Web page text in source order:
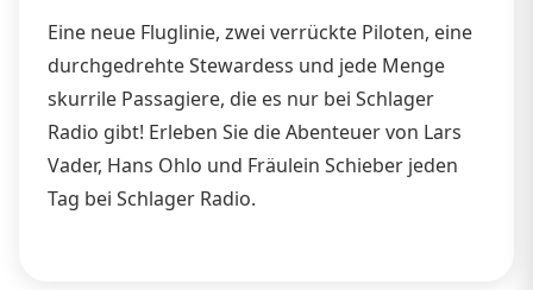
Eine neue Fluglinie, zwei verrückte Piloten, eine
durchgedrehte Stewardess und jede Menge
skurrile Passagiere, die es nur bei Schlager
Radio gibt! Erleben Sie die Abenteuer von Lars
Vader, Hans Ohlo und Fräulein Schieber jeden
Tag bei Schlager Radio.